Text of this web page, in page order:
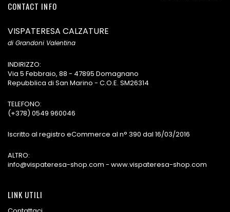
CONTACT INFO
VISPATERESA CALZATURE
di Grandoni Valentina
INDIRIZZO:
Via 5 Febbraio, 88 - 47895 Domagnano
Repubblica di San Marino - C.O.E. SM26314
TELEFONO:
(+378) 0549 960046
Iscritto al registro eCommerce al n° 390 dal 16/03/2016
ALTRO:
info@vispateresa-shop.com - www.vispateresa-shop.com
LINK UTILI